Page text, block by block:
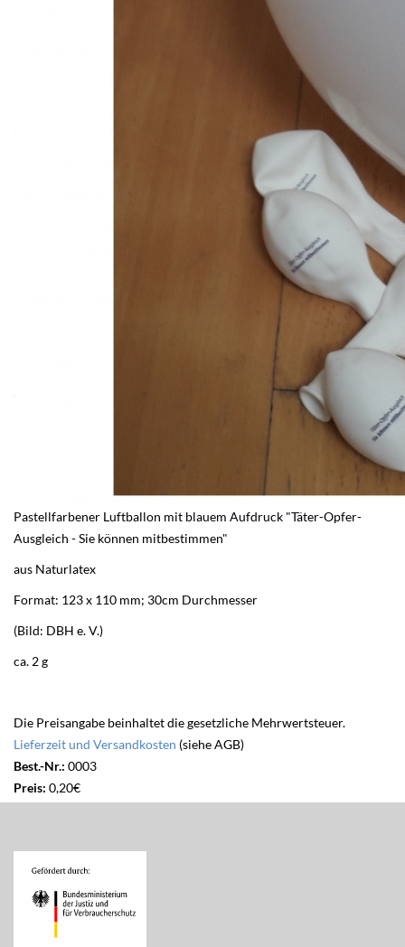
Pastellfarbener Luftballon mit blauem Aufdruck "Täter-Opfer-
Ausgleich - Sie können mitbestimmen"
aus Naturlatex
Format: 123 x 110 mm; 30cm Durchmesser
(Bild: DBH e. V.)
ca. 2 g
Die Preisangabe beinhaltet die gesetzliche Mehrwertsteuer.
Lieferzeit und Versandkosten (siehe AGB)
Best.-Nr.: 0003
Preis: 0,20€